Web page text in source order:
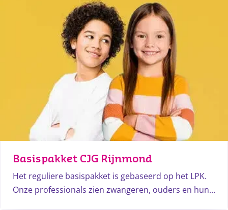
Basispakket CJG Rijnmond
Het reguliere basispakket is gebaseerd op het LPK.
Onze professionals zien zwangeren, ouders en hun